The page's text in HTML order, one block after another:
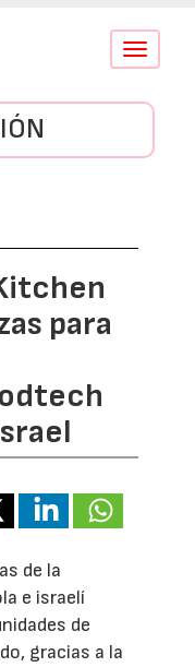
Conmutar
para
de la
e israelí
de
gracias a la